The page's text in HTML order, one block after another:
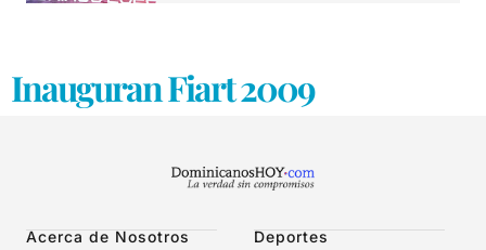
Inauguran Fiart 2009
Acerca de Nosotros
Deportes